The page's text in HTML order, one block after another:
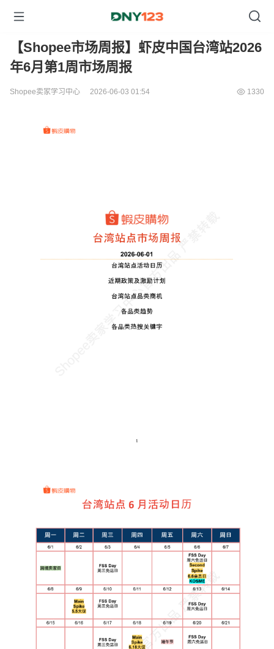
【Shopee市场周报】虾皮中国台湾站2026
年6月第1周市场周报
Shopee卖家学习中心 2026-06-03 01:54 1330